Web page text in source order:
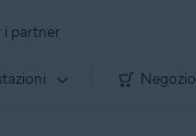
i partner
Negozio